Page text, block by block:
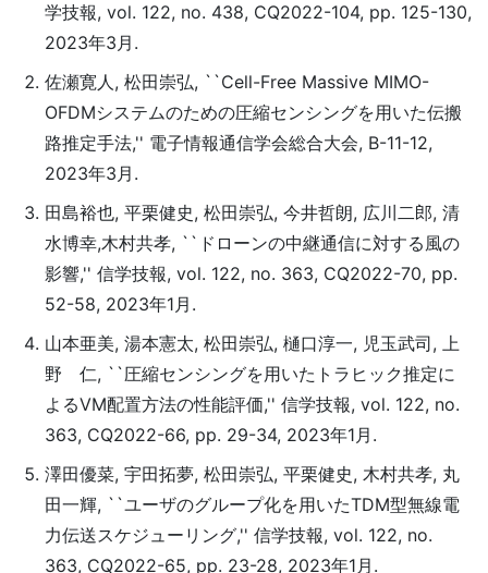
学技報, vol. 122, no. 438, CQ2022-104, pp. 125-130,
2023年3月.
佐瀬寛人, 松田崇弘, ``Cell-Free Massive MIMO-
OFDMシステムのための圧縮センシングを用いた伝搬
路推定手法,'' 電子情報通信学会総合大会, B-11-12,
2023年3月.
田島裕也, 平栗健史, 松田崇弘, 今井哲朗, 広川二郎, 清
水博幸,木村共孝, ``ドローンの中継通信に対する風の
影響,'' 信学技報, vol. 122, no. 363, CQ2022-70, pp.
52-58, 2023年1月.
山本亜美, 湯本憲太, 松田崇弘, 樋口淳一, 児玉武司, 上
野 仁, ``圧縮センシングを用いたトラヒック推定に
よるVM配置方法の性能評価,'' 信学技報, vol. 122, no.
363, CQ2022-66, pp. 29-34, 2023年1月.
澤田優菜, 宇田拓夢, 松田崇弘, 平栗健史, 木村共孝, 丸
田一輝, ``ユーザのグループ化を用いたTDM型無線電
力伝送スケジューリング,'' 信学技報, vol. 122, no.
363, CQ2022-65, pp. 23-28, 2023年1月.